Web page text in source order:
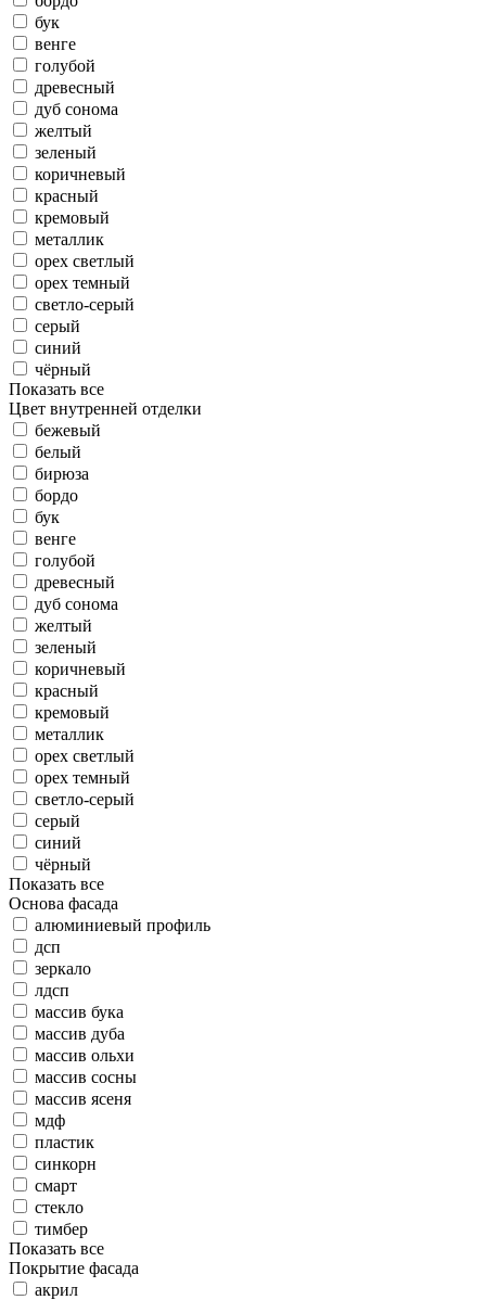
бук
венге
голубой
древесный
дуб сонома
желтый
зеленый
коричневый
красный
кремовый
металлик
орех светлый
орех темный
светло-серый
серый
синий
чёрный
Показать все
Цвет внутренней отделки
бежевый
белый
бирюза
бордо
бук
венге
голубой
древесный
дуб сонома
желтый
зеленый
коричневый
красный
кремовый
металлик
орех светлый
орех темный
светло-серый
серый
синий
чёрный
Показать все
Основа фасада
алюминиевый профиль
дсп
зеркало
лдсп
массив бука
массив дуба
массив ольхи
массив сосны
массив ясеня
мдф
пластик
синкорн
смарт
стекло
тимбер
Показать все
Покрытие фасада
акрил